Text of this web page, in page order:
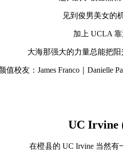
见到俊男美女的
加上 UCLA
大海那强大的力量总能把
值校友：James Franco｜Danielle
UC Irvine
在橙县的 UC Irvine 当然有